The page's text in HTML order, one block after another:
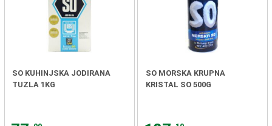
SO KUHINJSKA JODIRANA
TUZLA 1KG
SO MORSKA KRUPNA
KRISTAL SO 500G